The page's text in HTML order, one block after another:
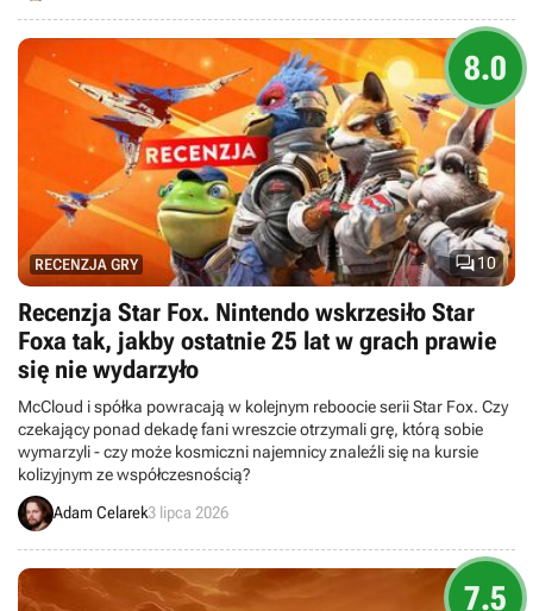
10
RECENZJA GRY
8.0
Recenzja Star Fox. Nintendo wskrzesiło Star
Foxa tak, jakby ostatnie 25 lat w grach prawie
się nie wydarzyło
McCloud i spółka powracają w kolejnym reboocie serii Star Fox. Czy
czekający ponad dekadę fani wreszcie otrzymali grę, którą sobie
wymarzyli - czy może kosmiczni najemnicy znaleźli się na kursie
kolizyjnym ze współczesnością?
Adam Celarek3 lipca 2026
7.5